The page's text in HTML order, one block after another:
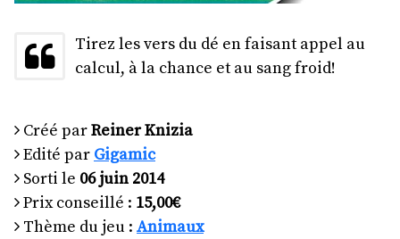
Tirez les vers du dé en faisant appel au
calcul, à la chance et au sang froid!
Créé parReiner Knizia
Edité par Gigamic
Sorti le 06 juin 2014
Prix conseillé : 15,00€
Thème du jeu : Animaux